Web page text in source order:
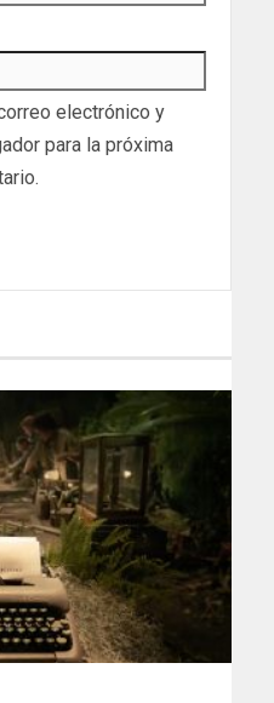
electrónico y
para la próxima